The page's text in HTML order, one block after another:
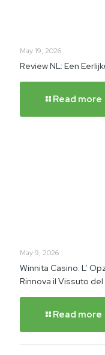
May 19, 2026
Review NL: Een
Read more
May 9, 2026
Winnita Casino: L’
Rinnova il Vissuto del
Read more